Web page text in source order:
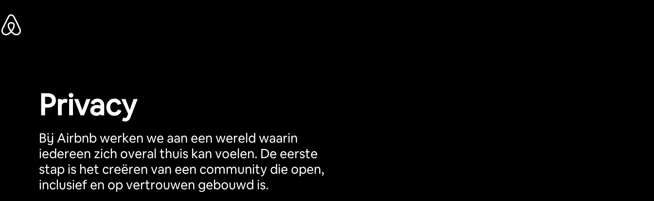
direct
naar
inhoud
Privacy
Bij Airbnb werken we aan een wereld waarin
iedereen zich overal thuis kan voelen. De eerste
stap is het creëren van een community die open,
inclusief en op vertrouwen gebouwd is.